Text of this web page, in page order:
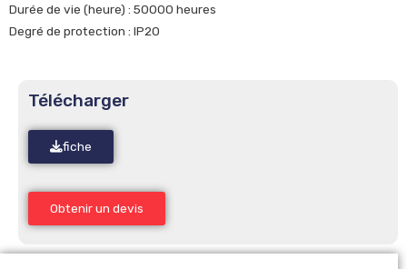
Durée de vie (heure) : 50000 heures
Degré de protection : IP20
Télécharger
fiche
Obtenir un devis